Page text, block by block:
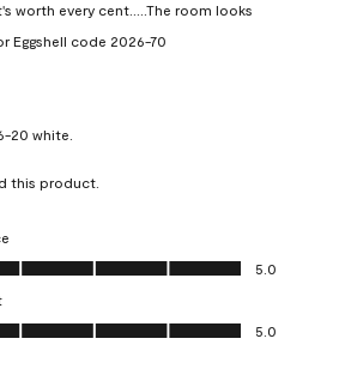
worth every cent.....The room looks
Eggshell code 2026-70
20 white.
this product.
5.0 out of 5
5.0
5.0 out of 5
5.0